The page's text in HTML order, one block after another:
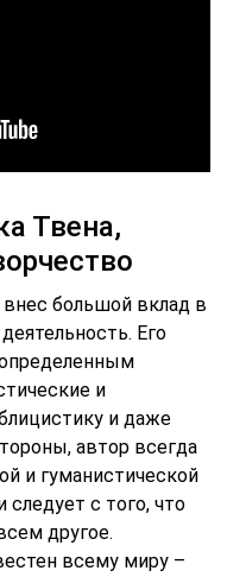
Твена,
большой вклад в
Его
и
и даже
автор всегда
и гуманистической
следует с того, что
другое.
всему миру –